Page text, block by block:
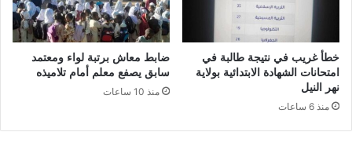
خطأ غريب في نتيجة طالبة في
امتحانات الشهادة الابتدائية بولاية
نهر النيل
منذ 6 ساعات
ضابط معاش برتبة لواء ومعتمد
سابق يصفع معلم أمام تلاميذه
منذ 10 ساعات